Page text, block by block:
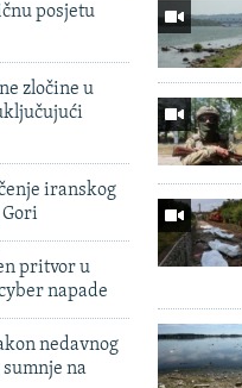
posjetu
zločine u
iranskog
pritvor u
napade
nedavnog
sumnje na